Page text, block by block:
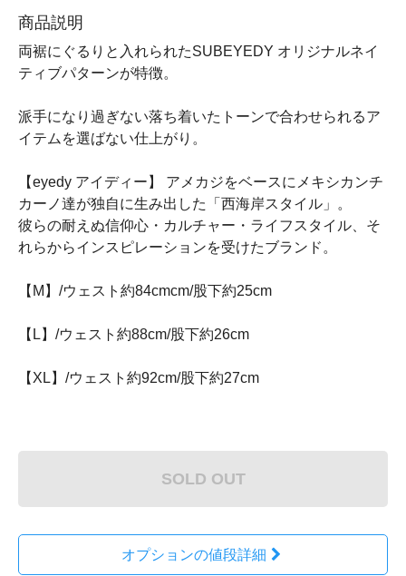
商品説明
両裾にぐるりと入れられたSUBEYEDY オリジナルネイ
ティブパターンが特徴。
派手になり過ぎない落ち着いたトーンで合わせられるア
イテムを選ばない仕上がり。
【eyedy アイディー】 アメカジをベースにメキシカンチ
カーノ達が独自に生み出した「西海岸スタイル」。
彼らの耐えぬ信仰心・カルチャー・ライフスタイル、そ
れらからインスピレーションを受けたブランド。
【M】/ウェスト約84cmcm/股下約25cm
【L】/ウェスト約88cm/股下約26cm
【XL】/ウェスト約92cm/股下約27cm
SOLD OUT
オプションの値段詳細